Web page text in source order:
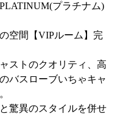
プラチナム)
空間【VIPルーム】完
ストのクオリティ、高
バスローブいちゃキャ
驚異のスタイルを併せ